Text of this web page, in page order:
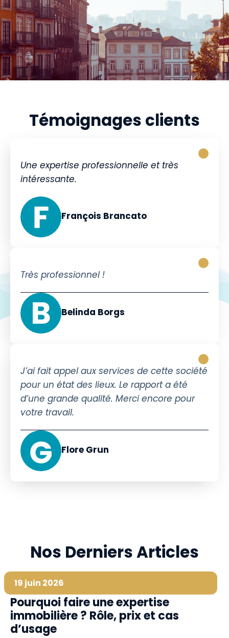
Témoignages clients
Une expertise professionnelle et très
intéressante.
François Brancato
Très professionnel !
Belinda Borgs
J’ai fait appel aux services de cette société
pour un état des lieux. Le rapport a été
d’une grande qualité. Merci encore pour
votre travail.
Flore Grun
Nos Derniers Articles
19 juin 2026
Pourquoi faire une expertise
immobilière ? Rôle, prix et cas
d’usage